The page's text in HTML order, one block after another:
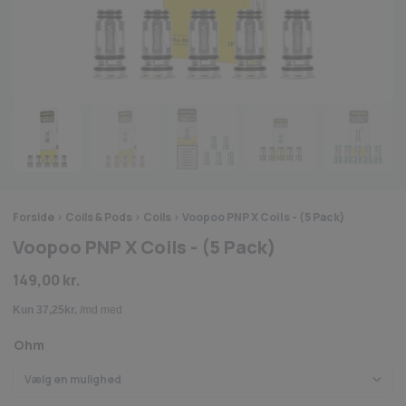
Forside > Coils & Pods > Coils > Voopoo PNP X Coils - (5 Pack)
Voopoo PNP X Coils - (5 Pack)
149,00 kr.
Ohm